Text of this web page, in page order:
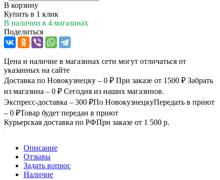
В корзину
Купить в 1 клик
В наличии в 4 магазинах
Поделиться
Цена и наличие в магазинах сети могут отличаться от
указанных на сайте
Доставка по Новокузнецку – 0 ₽ При заказе от 1500 ₽ Забрать
из магазина – 0 ₽ Сегодня из наших магазинов.
Экспресс-доставка – 300 ₽По НовокузнецкуПередать в приют
– 0 ₽Товар будет передан в приют
Курьерская доставка по РФПри заказе от 1 500 р.
Описание
Отзывы
Задать вопрос
Наличие